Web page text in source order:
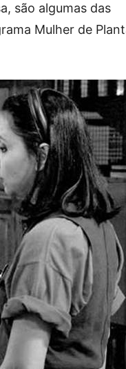
são algumas das
Mulher de